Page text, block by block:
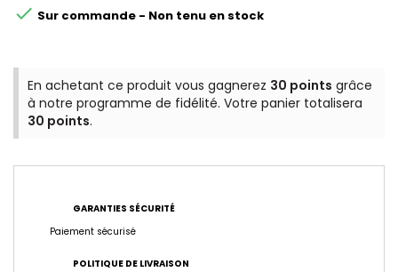
 Sur commande - Non tenu en stock
En achetant ce produit vous gagnerez 30 points grâce
à notre programme de fidélité. Votre panier totalisera
30 points.
GARANTIES SÉCURITÉ
Paiement sécurisé
POLITIQUE DE LIVRAISON